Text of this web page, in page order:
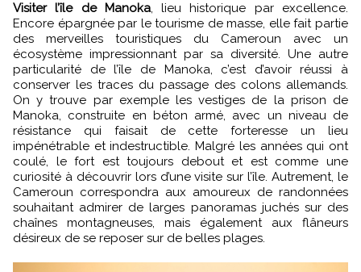
Visiter l’île de Manoka, lieu historique par excellence.
Encore épargnée par le tourisme de masse, elle fait partie
des merveilles touristiques du Cameroun avec un
écosystème impressionnant par sa diversité. Une autre
particularité de l’île de Manoka, c’est d’avoir réussi à
conserver les traces du passage des colons allemands.
On y trouve par exemple les vestiges de la prison de
Manoka, construite en béton armé, avec un niveau de
résistance qui faisait de cette forteresse un lieu
impénétrable et indestructible. Malgré les années qui ont
coulé, le fort est toujours debout et est comme une
curiosité à découvrir lors d’une visite sur l’île. Autrement, le
Cameroun correspondra aux amoureux de randonnées
souhaitant admirer de larges panoramas juchés sur des
chaînes montagneuses, mais également aux flâneurs
désireux de se reposer sur de belles plages.